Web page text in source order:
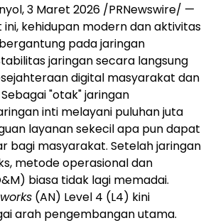
3 Maret 2026 /PRNewswire/ —
ini, kehidupan modern dan aktivitas
pada jaringan
jaringan secara langsung
digital masyarakat dan
"otak" jaringan
inti melayani puluhan juta
layanan sekecil apa pun dapat
bagi masyarakat. Setelah jaringan
metode operasional dan
biasa tidak lagi memadai.
(AN) Level 4 (L4) kini
arah pengembangan utama.